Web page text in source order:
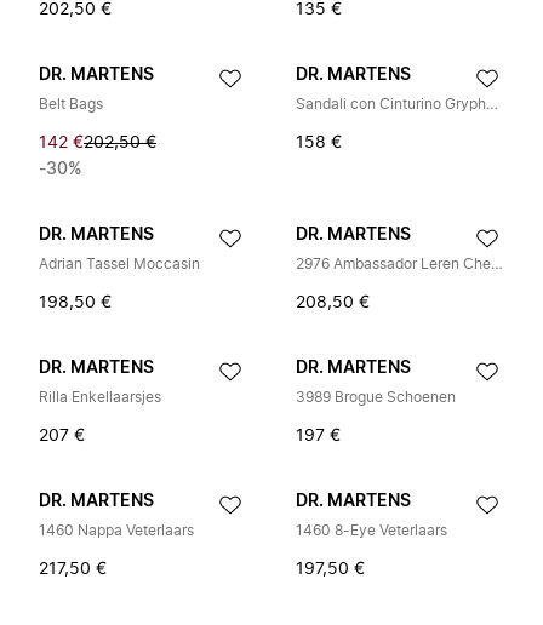
202,50 € 135 €
DR. MARTENS
Belt Bags
142 €202,50 €
-30%
DR. MARTENS
Sandali con Cinturino Gryphon Brando
158 €
DR. MARTENS
Adrian Tassel Moccasin
198,50 €
DR. MARTENS
2976 Ambassador Leren Chelsea Boots
208,50 €
DR. MARTENS
Rilla Enkellaarsjes
207 €
DR. MARTENS
3989 Brogue Schoenen
197 €
DR. MARTENS
1460 Nappa Veterlaars
217,50 €
DR. MARTENS
1460 8-Eye Veterlaars
197,50 €